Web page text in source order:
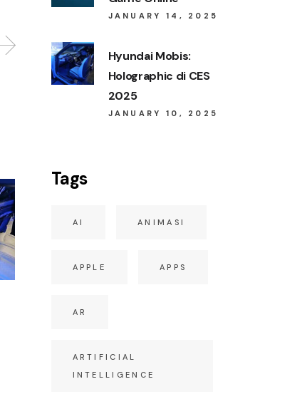
JANUARY 14, 2025
Hyundai Mobis:
Holographic di CES
2025
JANUARY 10, 2025
Tags
AI ANIMASI
APPLE APPS
AR
ARTIFICIAL
INTELLIGENCE